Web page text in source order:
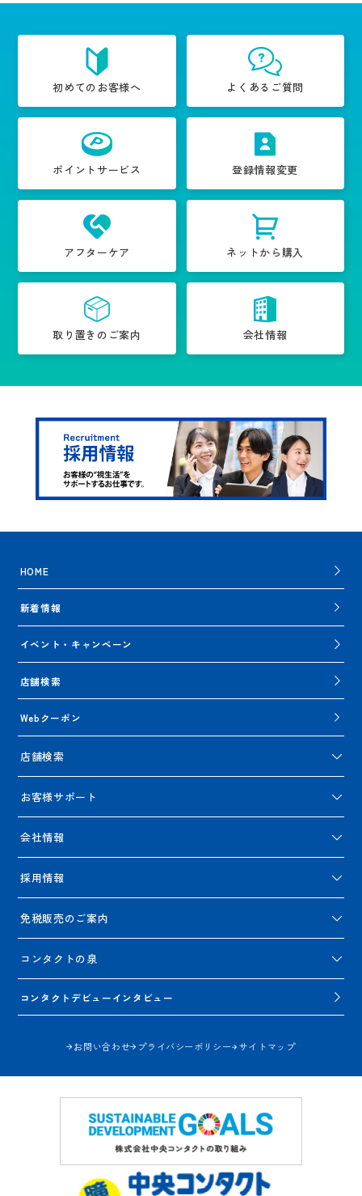
初めてのお客様へ よくあるご質問
ポイントサービス 登録情報変更
アフターケア ネットから購入
取り置きのご案内 会社情報
HOME
新着情報
イベント・キャンペーン
店舗検索
Webクーポン
店舗検索
お客様サポート
会社情報
採用情報
免税販売のご案内
コンタクトの泉
コンタクトデビューインタビュー
お問い合わせ プライバシーポリシー サイトマップ